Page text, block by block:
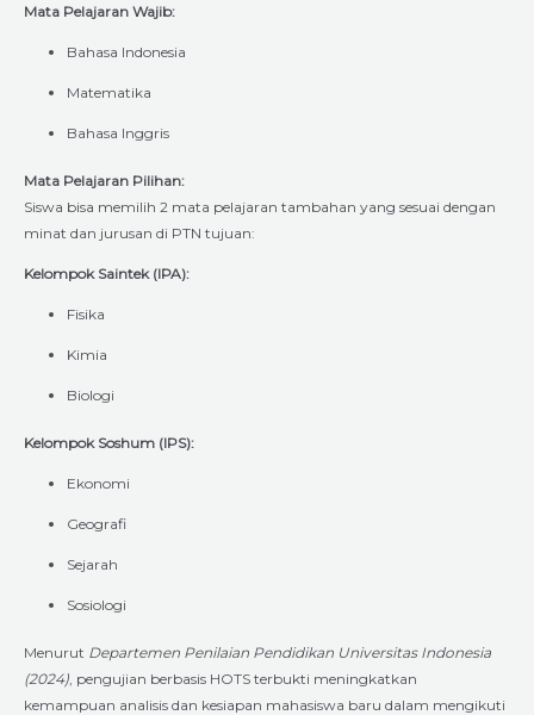
Mata Pelajaran Wajib:
Bahasa Indonesia
Matematika
Bahasa Inggris
Mata Pelajaran Pilihan:
Siswa bisa memilih 2 mata pelajaran tambahan yang sesuai dengan
minat dan jurusan di PTN tujuan:
Kelompok Saintek (IPA):
Fisika
Kimia
Biologi
Kelompok Soshum (IPS):
Ekonomi
Geografi
Sejarah
Sosiologi
Menurut Departemen Penilaian Pendidikan Universitas Indonesia
(2024) , pengujian berbasis HOTS terbukti meningkatkan
kemampuan analisis dan kesiapan mahasiswa baru dalam mengikuti